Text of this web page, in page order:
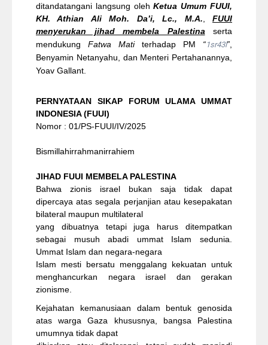
Kontak
ditandatangani langsung olehKetua Umum FUUI,
KH. Athian Ali Moh. Da’i, Lc., M.A. ,FUUI
menyerukan jihad membela Palestina serta
mendukung Fatwa Matiterhadap PM “ 1sr43l”
Benyamin Netanyahu, dan Menteri Pertahanannya,
Yoav Gallant.
PERNYATAAN SIKAP FORUM ULAMA UMMAT
INDONESIA (FUUI)
Nomor : 01/PS-FUUI/IV/2025
Bismillahirrahmanirrahiem
JIHAD FUUI MEMBELA PALESTINA
Bahwa zionis israel bukan saja tidak dapat
dipercaya atas segala perjanjian atau kesepakatan
bilateral maupun multilateral
yang dibuatnya tetapi juga harus ditempatkan
sebagai musuh abadi ummat Islam sedunia.
Ummat Islam dan negara-negara
Islam mesti bersatu menggalang kekuatan untuk
menghancurkan negara israel dan gerakan
zionisme.
Kejahatan kemanusiaan dalam bentuk genosida
atas warga Gaza khususnya, bangsa Palestina
umumnya tidak dapat